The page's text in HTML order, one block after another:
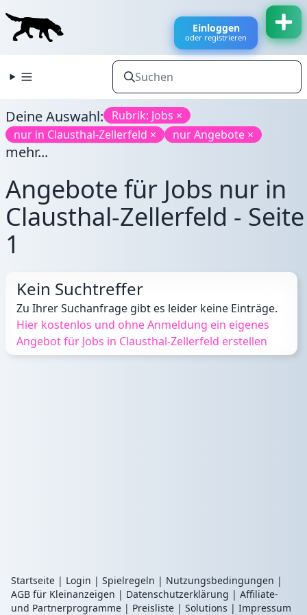
Einloggen
oder registrieren
Deine Auswahl:
Rubrik: Jobs ×
nur in Clausthal-Zellerfeld ×
nur Angebote ×
mehr...
Angebote für Jobs nur in
Clausthal-Zellerfeld - Seite
1
Kein Suchtreffer
Zu Ihrer Suchanfrage gibt es leider keine Einträge.
Hier kostenlos und ohne Anmeldung ein eigenes
Angebot für Jobs in Clausthal-Zellerfeld erstellen
Startseite | Login | Spielregeln | Nutzungsbedingungen |
AGB für Kleinanzeigen | Datenschutzerklärung | Affiliate-
und Partnerprogramme | Preisliste | Solutions | Impressum